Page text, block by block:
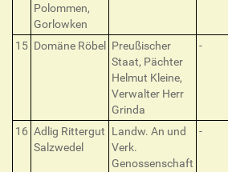
Polommen,
Gorlowken
15 Domäne Röbel
Preußischer
Staat, Pächter
Helmut Kleine,
Verwalter Herr
Grinda
-
16 Adlig Rittergut
Salzwedel
Landw. An und
Verk.
Genossenschaft
-